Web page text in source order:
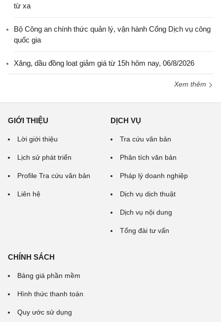
từ xa
Bộ Công an chính thức quản lý, vận hành Cổng Dịch vụ công
quốc gia
Xăng, dầu đồng loạt giảm giá từ 15h hôm nay, 06/8/2026
Xem thêm
GIỚI THIỆU
Lời giới thiệu
Lịch sử phát triển
Profile Tra cứu văn bản
Liên hệ
DỊCH VỤ
Tra cứu văn bản
Phân tích văn bản
Pháp lý doanh nghiệp
Dịch vụ dịch thuật
Dịch vụ nội dung
Tổng đài tư vấn
CHÍNH SÁCH
Bảng giá phần mềm
Hình thức thanh toán
Quy ước sử dụng